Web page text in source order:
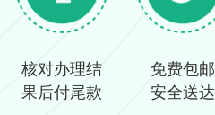
核对办理结
果后付尾款
免费包邮
安全送达